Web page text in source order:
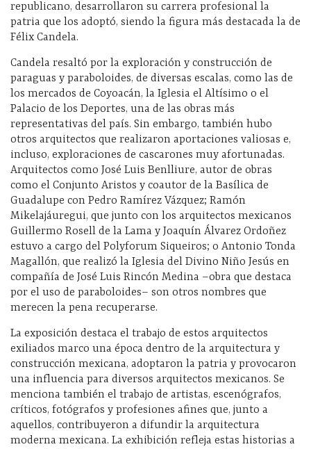
republicano, desarrollaron su carrera profesional la
patria que los adoptó, siendo la figura más destacada la de
Félix Candela.
Candela resaltó por la exploración y construcción de
paraguas y paraboloides, de diversas escalas, como las de
los mercados de Coyoacán, la Iglesia el Altísimo o el
Palacio de los Deportes, una de las obras más
representativas del país. Sin embargo, también hubo
otros arquitectos que realizaron aportaciones valiosas e,
incluso, exploraciones de cascarones muy afortunadas.
Arquitectos como José Luis Benlliure, autor de obras
como el Conjunto Aristos y coautor de la Basílica de
Guadalupe con Pedro Ramírez Vázquez; Ramón
Mikelajáuregui, que junto con los arquitectos mexicanos
Guillermo Rosell de la Lama y Joaquín Álvarez Ordoñez
estuvo a cargo del Polyforum Siqueiros; o Antonio Tonda
Magallón, que realizó la Iglesia del Divino Niño Jesús en
compañía de José Luis Rincón Medina –obra que destaca
por el uso de paraboloides– son otros nombres que
merecen la pena recuperarse.
La exposición destaca el trabajo de estos arquitectos
exiliados marco una época dentro de la arquitectura y
construcción mexicana, adoptaron la patria y provocaron
una influencia para diversos arquitectos mexicanos. Se
menciona también el trabajo de artistas, escenógrafos,
críticos, fotógrafos y profesiones afines que, junto a
aquellos, contribuyeron a difundir la arquitectura
moderna mexicana. La exhibición refleja estas historias a